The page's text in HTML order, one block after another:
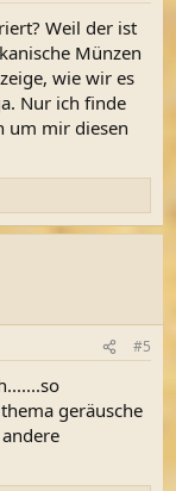
Weil der ist
Münzen
wie wir es
Nur ich finde
um mir diesen
#5
geräusche